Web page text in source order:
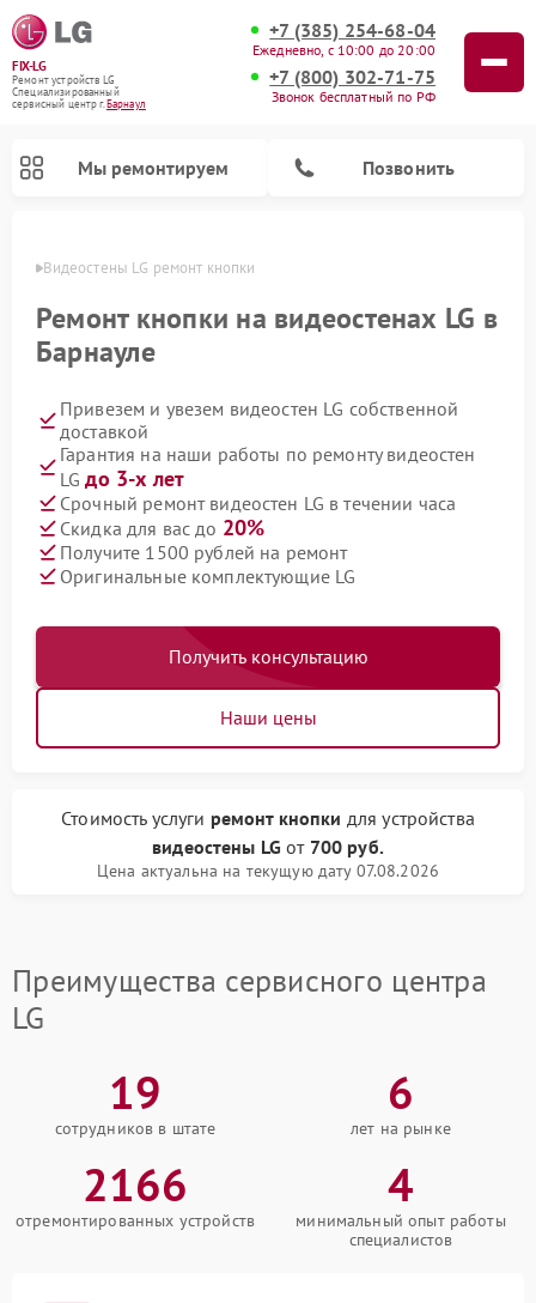
FIX-LG
Ремонт устройств LG
Специализированный
cервисный центр г.Барнаул
+7 (385) 254-68-04
Ежедневно, с 10:00 до 20:00
+7 (800) 302-71-75
Звонок бесплатный по РФ
Мы ремонтируем Позвонить
Видеостены LG ремонт кнопки
Ремонт кнопки на видеостенах LG в
Барнауле
Привезем и увезем видеостен LG собственной
доставкой
Гарантия на наши работы по ремонту видеостен
LGдо 3-х лет
Срочный ремонт видеостен LG в течении часа
Скидка для вас до 20%
Получите 1500 рублей на ремонт
Оригинальные комплектующие LG
Получить консультацию
Наши цены
Стоимость услуги ремонт кнопки для устройства
видеостены LG от 700 руб.
Цена актуальна на текущую дату 07.08.2026
Преимущества сервисного центра
LG
19
сотрудников в штате
6
лет на рынке
2166
отремонтированных устройств
4
минимальный опыт работы
специалистов